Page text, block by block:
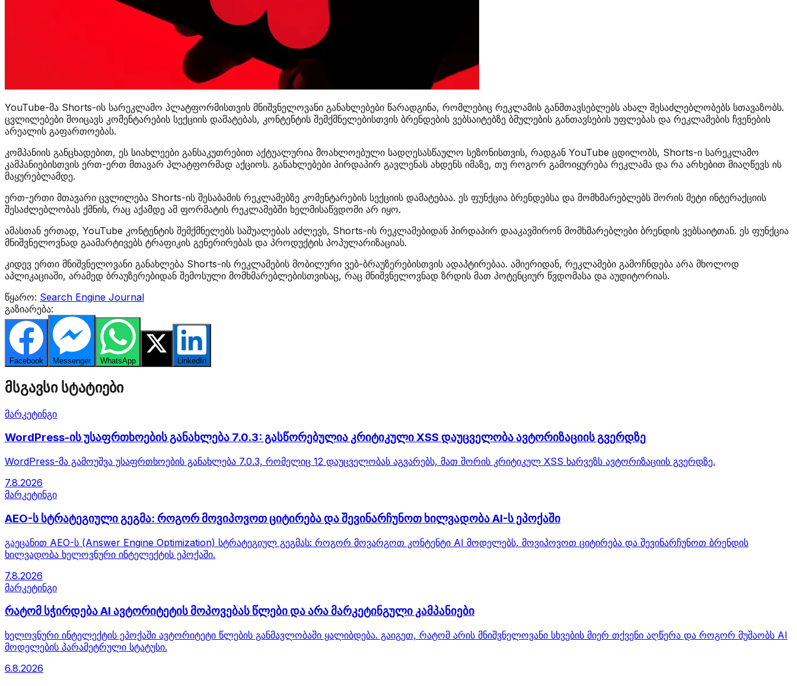
YouTube-მა Shorts-ის სარეკლამო პლატფორმისთვის მნიშვნელოვანი განახლებები წარადგინა, რომლებიც რეკლამის განმთავსებლებს ახალ შესაძლებლობებს სთავაზობს.
ცვლილებები მოიცავს კომენტარების სექციის დამატებას, კონტენტის შემქმნელებისთვის ბრენდების ვებსაიტებზე ბმულების განთავსების უფლებას და რეკლამების ჩვენების
არეალის გაფართოებას.
კომპანიის განცხადებით, ეს სიახლეები განსაკუთრებით აქტუალურია მოახლოებული სადღესასწაულო სეზონისთვის, რადგან YouTube ცდილობს, Shorts-ი სარეკლამო
კამპანიებისთვის ერთ-ერთ მთავარ პლატფორმად აქციოს. განახლებები პირდაპირ გავლენას ახდენს იმაზე, თუ როგორ გამოიყურება რეკლამა და რა არხებით მიაღწევს ის
მაყურებლამდე.
ერთ-ერთი მთავარი ცვლილება Shorts-ის შესაბამის რეკლამებზე კომენტარების სექციის დამატებაა. ეს ფუნქცია ბრენდებსა და მომხმარებლებს შორის მეტი ინტერაქციის
შესაძლებლობას ქმნის, რაც აქამდე ამ ფორმატის რეკლამებში ხელმისაწვდომი არ იყო.
ამასთან ერთად, YouTube კონტენტის შემქმნელებს საშუალებას აძლევს, Shorts-ის რეკლამებიდან პირდაპირ დააკავშირონ მომხმარებლები ბრენდის ვებსაიტთან. ეს ფუნქცია
მნიშვნელოვნად გაამარტივებს ტრაფიკის გენერირებას და პროდუქტის პოპულარიზაციას.
კიდევ ერთი მნიშვნელოვანი განახლება Shorts-ის რეკლამების მობილური ვებ-ბრაუზერებისთვის ადაპტირებაა. ამიერიდან, რეკლამები გამოჩნდება არა მხოლოდ
აპლიკაციაში, არამედ ბრაუზერებიდან შემოსული მომხმარებლებისთვისაც, რაც მნიშვნელოვნად ზრდის მათ პოტენციურ წვდომასა და აუდიტორიას.
წყარო: Search Engine Journal
გაზიარება:
Facebook Messenger WhatsApp LinkedIn
მსგავსი სტატიები
მარკეტინგი
WordPress-ის უსაფრთხოების განახლება 7.0.3: გასწორებულია კრიტიკული XSS დაუცველობა ავტორიზაციის გვერდზე
WordPress-მა გამოუშვა უსაფრთხოების განახლება 7.0.3, რომელიც 12 დაუცველობას აგვარებს, მათ შორის კრიტიკულ XSS ხარვეზს ავტორიზაციის გვერდზე.
7.8.2026
მარკეტინგი
AEO-ს სტრატეგიული გეგმა: როგორ მოვიპოვოთ ციტირება და შევინარჩუნოთ ხილვადობა AI-ს ეპოქაში
გაეცანით AEO-ს (Answer Engine Optimization) სტრატეგიულ გეგმას: როგორ მოვარგოთ კონტენტი AI მოდელებს, მოვიპოვოთ ციტირება და შევინარჩუნოთ ბრენდის
ხილვადობა ხელოვნური ინტელექტის ეპოქაში.
7.8.2026
მარკეტინგი
რატომ სჭირდება AI ავტორიტეტის მოპოვებას წლები და არა მარკეტინგული კამპანიები
ხელოვნური ინტელექტის ეპოქაში ავტორიტეტი წლების განმავლობაში ყალიბდება. გაიგეთ, რატომ არის მნიშვნელოვანი სხვების მიერ თქვენი აღწერა და როგორ მუშაობს AI
მოდელების პარამეტრული სტატუსი.
6.8.2026